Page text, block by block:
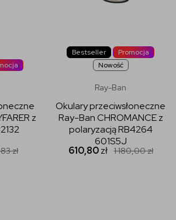
z
zł
Bestseller
Promocja
Nowość
Ray-Ban
Okulary przeciwsłoneczne
Ray-Ban CHROMANCE z
polaryzacją RB4264
601S5J
610,80zł 1 180,00zł